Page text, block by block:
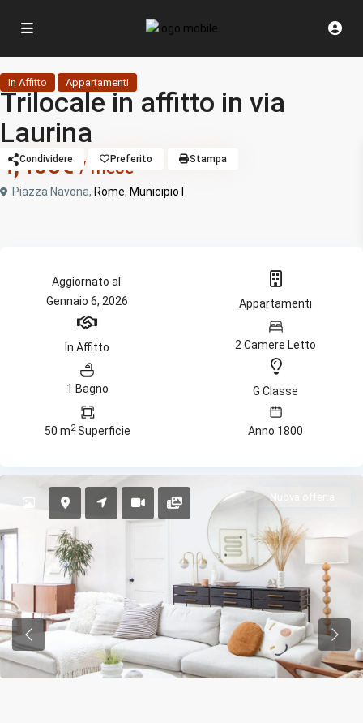
In Affitto Appartamenti
Trilocale in affitto in via
Laurina
4,400€ / mese
Piazza Navona, Rome, Municipio I
Condividere Preferito Stampa
Aggiornato al:
Gennaio 6, 2026
Appartamenti
In Affitto 2 Camere Letto
1 Bagno G Classe
50 m2Superficie Anno 1800
Nuova offerta
Previous